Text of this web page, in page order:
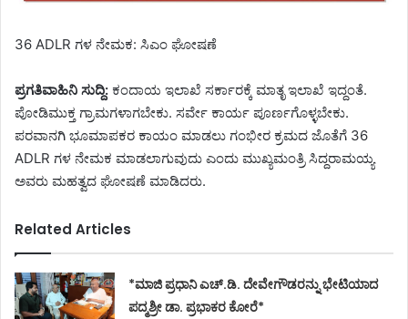
36 ADLR ಗಳ ನೇಮಕ: ಸಿಎಂ ಘೋಷಣೆ
ಪ್ರಗತಿವಾಹಿನಿ ಸುದ್ದಿ: ಕಂದಾಯ ಇಲಾಖೆ ಸರ್ಕಾರಕ್ಕೆ ಮಾತೃ ಇಲಾಖೆ ಇದ್ದಂತೆ.
ಪೋಡಿಮುಕ್ತ ಗ್ರಾಮಗಳಾಗಬೇಕು. ಸರ್ವೇ ಕಾರ್ಯ ಪೂರ್ಣಗೊಳ್ಳಬೇಕು.
ಪರವಾನಗಿ ಭೂಮಾಪಕರ ಕಾಯಂ ಮಾಡಲು ಗಂಭೀರ ಕ್ರಮದ ಜೊತೆಗೆ 36
ADLR ಗಳ ನೇಮಕ ಮಾಡಲಾಗುವುದು ಎಂದು ಮುಖ್ಯಮಂತ್ರಿ ಸಿದ್ದರಾಮಯ್ಯ
ಅವರು ಮಹತ್ವದ ಘೋಷಣೆ ಮಾಡಿದರು.
Related Articles
*ಮಾಜಿ ಪ್ರಧಾನಿ ಎಚ್.ಡಿ. ದೇವೇಗೌಡರನ್ನು ಭೇಟಿಯಾದ
ಪದ್ಮಶ್ರೀ ಡಾ. ಪ್ರಭಾಕರ ಕೋರೆ*